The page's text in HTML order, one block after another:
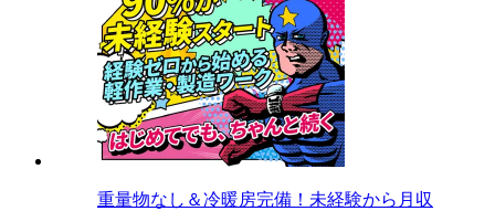
重量物なし＆冷暖房完備！未経験から月収